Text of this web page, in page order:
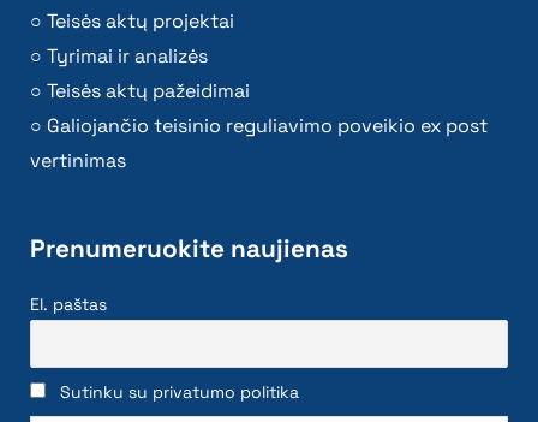
Teisės aktų projektai
Tyrimai ir analizės
Teisės aktų pažeidimai
Galiojančio teisinio reguliavimo poveikio ex post
vertinimas
Prenumeruokite naujienas
El. paštas
Sutinku su privatumo politika